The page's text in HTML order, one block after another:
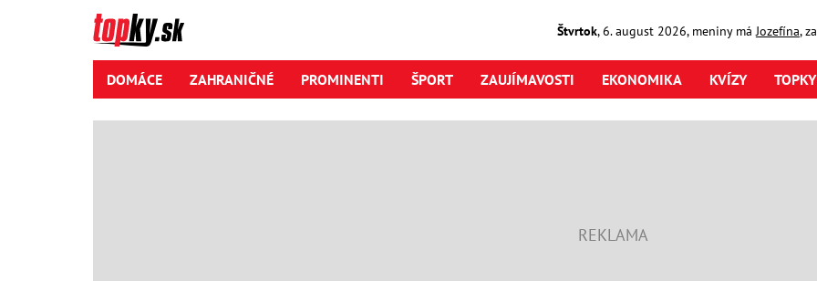
Štvrtok,6. august2026, meniny má Jozefína,
DOMÁCE ZAHRANIČNÉ PROMINENTI ŠPORT ZAUJÍMAVOSTI EKONOMIKA KVÍZY